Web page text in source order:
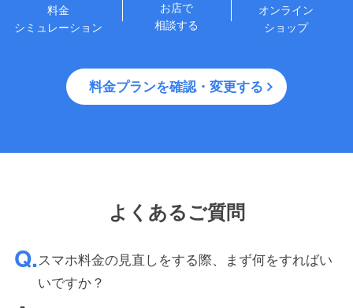
料金
シミュレーション
お店で
相談する
オンライン
ショップ
料金プランを確認・変更する
よくあるご質問
スマホ料金の見直しをする際、まず何をすればい
いですか？